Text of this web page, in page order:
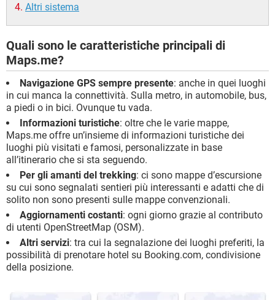
Altri sistema
Quali sono le caratteristiche principali di
Maps.me?
Navigazione GPS sempre presente: anche in quei luoghi
in cui manca la connettività. Sulla metro, in automobile, bus,
a piedi o in bici. Ovunque tu vada.
Informazioni turistiche: oltre che le varie mappe,
Maps.me offre un’insieme di informazioni turistiche dei
luoghi più visitati e famosi, personalizzate in base
all’itinerario che si sta seguendo.
Per gli amanti del trekking: ci sono mappe d’escursione
su cui sono segnalati sentieri più interessanti e adatti che di
solito non sono presenti sulle mappe convenzionali.
Aggiornamenti costanti: ogni giorno grazie al contributo
di utenti OpenStreetMap (OSM).
Altri servizi: tra cui la segnalazione dei luoghi preferiti, la
possibilità di prenotare hotel su Booking.com, condivisione
della posizione.